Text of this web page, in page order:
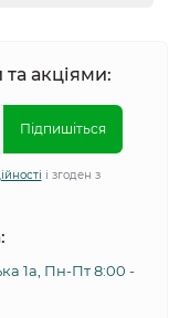
акціями:
Підпишіться
і згоден з
1а, Пн-Пт 8:00 -